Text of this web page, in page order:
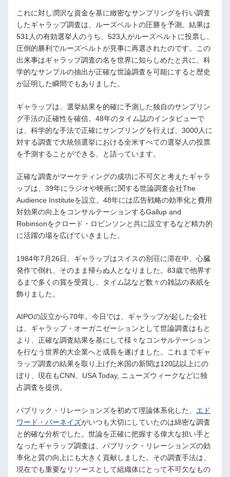
これに対し潤沢な資金を基に緻密なサンプリングを行い調査
したギャラップ調査は、ルーズベルトの圧勝を予測。結果は
531人の有効選挙人のうち、523人がルーズベルトに投票し、
圧倒的勝利でルーズベルトが見事に再選されたのです。この
出来事はギャラップ調査の名を世界に知らしめたと共に、科
学的なサンプルの抽出が正確な世論調査を可能にすると歴史
が証明した瞬間でもありました。
ギャラップは、選挙結果を的確に予測した独自のサンプリン
グ手法の正確性を確信。48年のタイム誌のインタビューで
は、科学的な手法で正確にサンプリングを行えば、3000人に
対する調査で大統領選挙における全米すべての選挙人の投票
を予測することができる、と語っています。
正確な調査がマーケティングの成功に不可欠と考えたギャラ
ップは、39年にラジオや映画に関する世論調査会社The
Audience Instituteを設立。48年には広告戦略の効率化と費用
対効果の向上をコンサルテーションするGallup and
Robinsonをクロード・ロビンソンと共に設立するなど精力的
に活躍の場を広げていきました。
1984年7月26日、ギャラップはスイスの別荘に滞在中、心臓
発作で倒れ、そのまま帰らぬ人となりました。83歳で他界す
るまで多くの賞を受賞し、タイム誌など数々の雑誌の表紙を
飾りました。
AIPOの設立から70年。今日では、ギャラップが起した会社
は、ギャラップ・オーガニゼーションとして世論調査はもと
より、正確な調査結果を基にして様々なコンサルテーション
を行なう世界的大企業へと成長を遂げました。これまでギャ
ラップ調査の結果を取り上げた米国の新聞は120誌以上にの
ぼり、現在もCNN、USA Today, ニューズウィークなどに独
占調査を提供。
パブリック・リレーションズを初めて理論体系化した、 エド
ワード・バーネイズがいつも大切にしていたのは綿密な調査
と的確な分析でした。世論を正確に把握する偉大な担い手と
なったギャラップ調査は、パブリック・リレーションズの効
率化と質の向上にも大きく貢献しました。その調査手法は、
現在でも重要なリソースとして組織体にとって不可欠なもの